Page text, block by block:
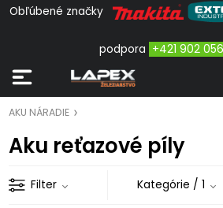
Obľúbené značky
podpora +421 902
AKU NÁRADIE
Aku reťazové píly
Filter Kategórie / 1